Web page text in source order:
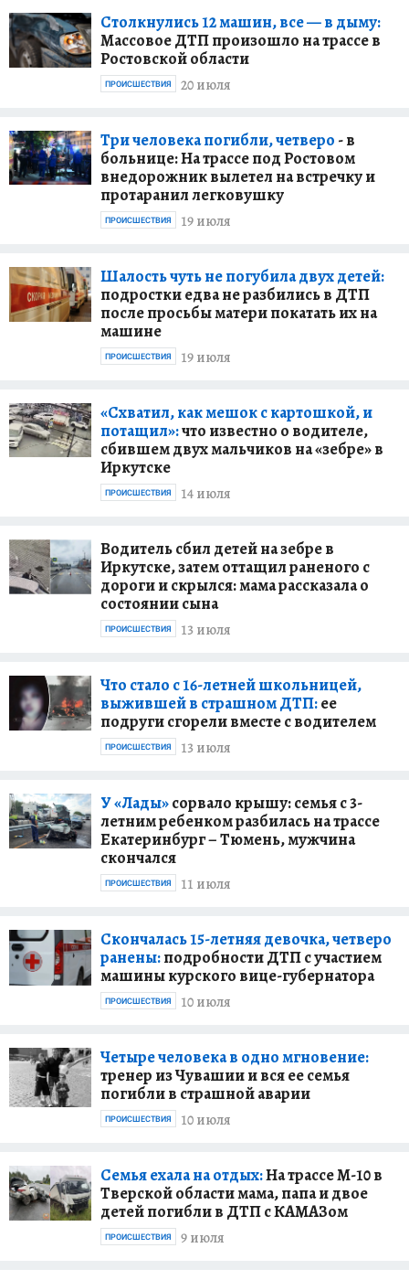
Столкнулись 12 машин, все — в дыму:
Массовое ДТП произошло на трассе в
Ростовской области
20 июля
ПРОИСШЕСТВИЯ
Три человека погибли, четверо - в
больнице: На трассе под Ростовом
внедорожник вылетел на встречку и
протаранил легковушку
19 июля
ПРОИСШЕСТВИЯ
Шалость чуть не погубила двух детей:
подростки едва не разбились в ДТП
после просьбы матери покатать их на
машине
19 июля
ПРОИСШЕСТВИЯ
«Схватил, как мешок с картошкой, и
потащил»:что известно о водителе,
сбившем двух мальчиков на «зебре» в
Иркутске
14 июля
ПРОИСШЕСТВИЯ
Водитель сбил детей на зебре в
Иркутске, затем оттащил раненого с
дороги и скрылся: мама рассказала о
состоянии сына
13 июля
ПРОИСШЕСТВИЯ
Что стало с 16-летней школьницей,
выжившей в страшном ДТП:ее
подруги сгорели вместе с водителем
13 июля
ПРОИСШЕСТВИЯ
У «Лады»сорвало крышу: семья с 3-
летним ребенком разбилась на трассе
Екатеринбург – Тюмень, мужчина
скончался
11 июля
ПРОИСШЕСТВИЯ
Скончалась 15-летняя девочка, четверо
ранены:подробности ДТП с участием
машины курского вице-губернатора
10 июля
ПРОИСШЕСТВИЯ
Четыре человека в одно мгновение:
тренер из Чувашии и вся ее семья
погибли в страшной аварии
10 июля
ПРОИСШЕСТВИЯ
Семья ехала на отдых:На трассе М-10 в
Тверской области мама, папа и двое
детей погибли в ДТП с КАМАЗом
9 июля
ПРОИСШЕСТВИЯ